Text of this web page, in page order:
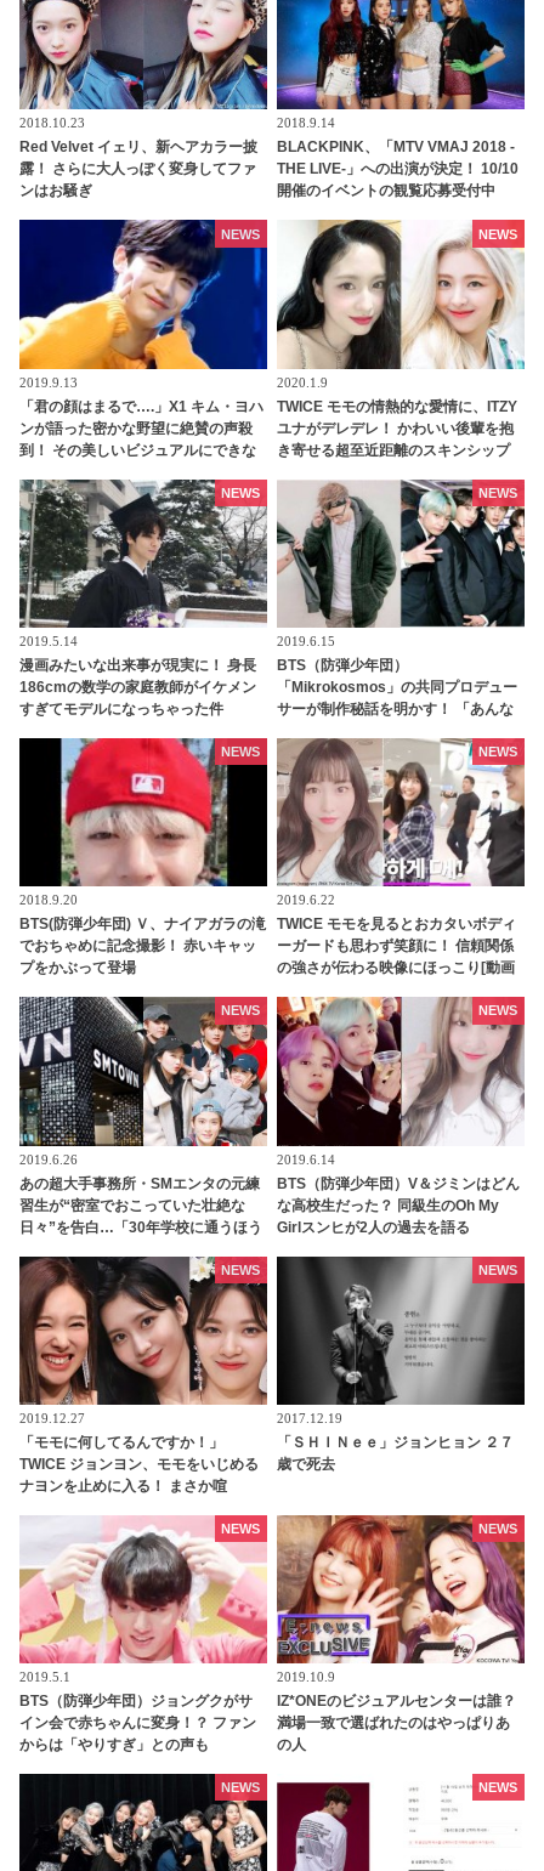
2018.10.23
Red Velvet イェリ、新ヘアカラー披
露！ さらに大人っぽく変身してファ
ンはお騒ぎ
2018.9.14
BLACKPINK、「MTV VMAJ 2018 -
THE LIVE-」への出演が決定！ 10/10
開催のイベントの観覧応募受付中
2019.9.13
「君の顔はまるで….」X1 キム・ヨハ
ンが語った密かな野望に絶賛の声殺
到！ その美しいビジュアルにできな
押すヨハンの夢とは
NEWS
2020.1.9
TWICE モモの情熱的な愛情に、ITZY
ユナがデレデレ！ かわいい後輩を抱
き寄せる超至近距離のスキンシップ
っこり
NEWS
2019.5.14
漫画みたいな出来事が現実に！ 身長
186cmの数学の家庭教師がイケメン
すぎてモデルになっちゃった件
NEWS
2019.6.15
BTS（防弾少年団）
「Mikrokosmos」の共同プロデュー
サーが制作秘話を明かす！ 「あんな
もしれない」「世界最大で最高のバ
ンド」
NEWS
2018.9.20
BTS(防弾少年団) Ｖ、ナイアガラの滝
でおちゃめに記念撮影！ 赤いキャッ
プをかぶって登場
NEWS
2019.6.22
TWICE モモを見るとおカタいボディ
ーガードも思わず笑顔に！ 信頼関係
の強さが伝わる映像にほっこり[動画
NEWS
2019.6.26
あの超大手事務所・SMエンタの元練
習生が“密室でおこっていた壮絶な
日々”を告白…「30年学校に通うほう
NEWS
2019.6.14
BTS（防弾少年団）V＆ジミンはどん
な高校生だった？ 同級生のOh My
Girlスンヒが2人の過去を語る
NEWS
2019.12.27
「モモに何してるんですか！」
TWICE ジョンヨン、モモをいじめる
ナヨンを止めに入る！ まさか喧
NEWS
2017.12.19
「ＳＨＩＮｅｅ」ジョンヒョン ２７
歳で死去
NEWS
2019.5.1
BTS（防弾少年団）ジョングクがサ
イン会で赤ちゃんに変身！？ ファン
からは「やりすぎ」との声も
NEWS
2019.10.9
IZ*ONEのビジュアルセンターは誰？
満場一致で選ばれたのはやっぱりあ
の人
NEWS
NEWS NEWS